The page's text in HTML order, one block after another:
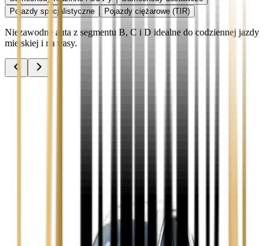
Pojazdy specjalistyczne
Pojazdy ciężarowe (TIR)
Niezawodne auta z segmentu B, C i D idealne do codziennej jazdy
miejskiej i na trasy.